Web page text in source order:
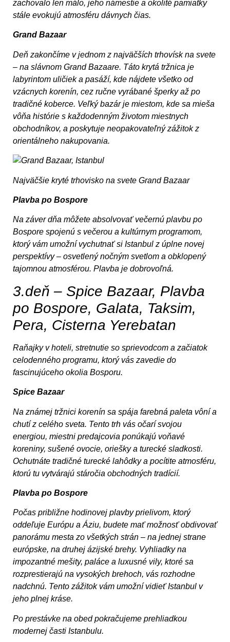
zachovalo len málo, jeho námestie a okolité pamiatky
stále evokujú atmosféru dávnych čias.
Grand Bazaar
Deň zakončíme v jednom z najväčších trhovísk na svete
– na slávnom Grand Bazaare. Táto krytá tržnica je
labyrintom uličiek a pasáží, kde nájdete všetko od
vzácnych korenín, cez ručne vyrábané šperky až po
tradičné koberce. Veľký bazár je miestom, kde sa mieša
vôňa histórie s každodenným životom miestnych
obchodníkov, a poskytuje neopakovateľný zážitok z
orientálneho nakupovania.
Najväčšie kryté trhovisko na svete Grand Bazaar
Plavba po Bospore
Na záver dňa môžete absolvovať večernú plavbu po
Bospore spojenú s večerou a kultúrnym programom,
ktorý vám umožní vychutnať si Istanbul z úplne novej
perspektívy – osvetlený nočným svetlom a obklopený
tajomnou atmosférou. Plavba je dobrovoľná.
3.deň – Spice Bazaar, Plavba
po Bospore, Galata, Taksim,
Pera, Cisterna Yerebatan
Raňajky v hoteli, stretnutie so sprievodcom a začiatok
celodenného programu, ktorý vás zavedie do
fascinujúceho okolia Bosporu.
Spice Bazaar
Na známej tržnici korenín sa spája farebná paleta vôní a
chutí z celého sveta. Tento trh vás očarí svojou
energiou, miestni predajcovia ponúkajú voňavé
koreniny, sušené ovocie, oriešky a turecké sladkosti.
Ochutnáte tradičné turecké lahôdky a pocítite atmosféru,
ktorú tu vytvárajú stáročia obchodných tradícií.
Plavba po Bospore
Počas približne hodinovej plavby prielivom, ktorý
oddeľuje Európu a Áziu, budete mať možnosť obdivovať
panorámu mesta zo všetkých strán – na jednej strane
európske, na druhej ázijské brehy. Vyhliadky na
impozantné mešity, paláce a luxusné vily, ktoré sa
rozprestierajú na vysokých brehoch, vás rozhodne
nadchnú. Tento zážitok vám umožní vidieť Istanbul v
jeho plnej kráse.
Po prestávke na obed pokračujeme prehliadkou
modernej časti Istanbulu.